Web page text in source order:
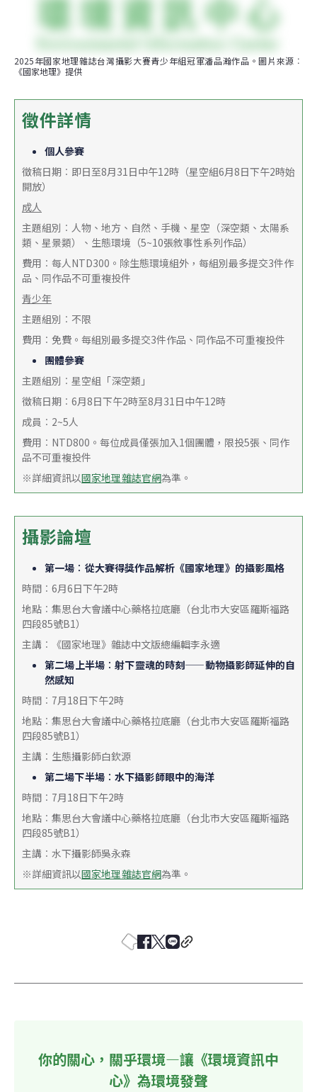
2025年國家地理雜誌台灣攝影大賽青少年組冠軍潘品瀚作品。圖片來源︰
《國家地理》提供
徵件詳情
個人參賽
徵稿日期︰即日至8月31日中午12時（星空組6月8日下午2時始
開放）
成人
主題組別︰人物、地方、自然、手機、星空（深空類、太陽系
類、星景類）、生態環境（5~10張敘事性系列作品）
費用︰每人NTD300。除生態環境組外，每組別最多提交3件作
品、同作品不可重複投件
青少年
主題組別︰不限
費用︰免費。每組別最多提交3件作品、同作品不可重複投件
團體參賽
主題組別︰星空組「深空類」
徵稿日期︰6月8日下午2時至8月31日中午12時
成員︰2~5人
費用︰NTD800。每位成員僅張加入1個團體，限投5張、同作
品不可重複投件
※詳細資訊以國家地理雜誌官網為準。
攝影論壇
第一場︰從大賽得獎作品解析《國家地理》的攝影風格
時間︰6月6日下午2時
地點︰集思台大會議中心藥格拉底廳（台北市大安區羅斯福路
四段85號B1）
主講︰《國家地理》雜誌中文版總編輯李永適
第二場上半場︰射下靈魂的時刻——動物攝影師延伸的自
然感知
時間︰7月18日下午2時
地點︰集思台大會議中心藥格拉底廳（台北市大安區羅斯福路
四段85號B1）
主講︰生態攝影師白欽源
第二場下半場︰水下攝影師眼中的海洋
時間︰7月18日下午2時
地點︰集思台大會議中心藥格拉底廳（台北市大安區羅斯福路
四段85號B1）
主講︰水下攝影師吳永森
※詳細資訊以國家地理雜誌官網為準。
你的關心，關乎環境—讓《環境資訊中
心》為環境發聲